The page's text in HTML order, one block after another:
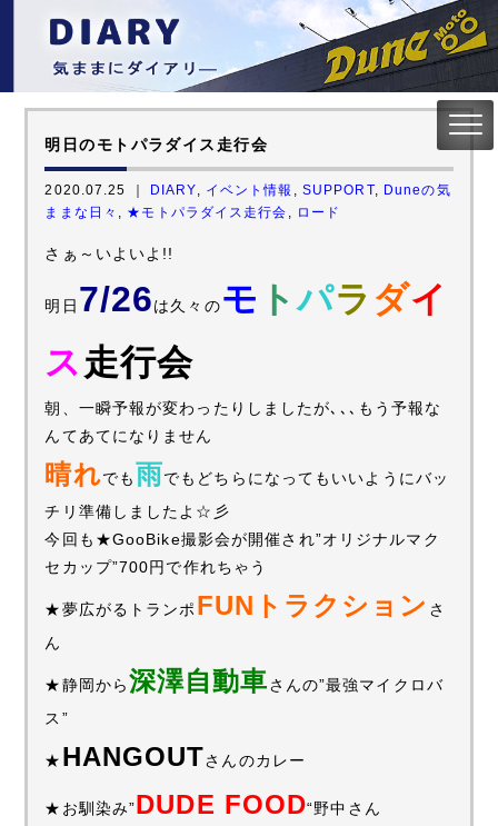
明日のモトパラダイス走行会
2020.07.25 ｜ DIARY イベント情報 SUPPORT
Duneの気
ままな日々
★モトパラダイス走行会 ロード
さぁ～いよいよ!!
明日 7/26は久々のモ トパラ ダイ
ス走行会
朝、一瞬予報が変わったりしましたが､､､もう予報な
んてあてになりません
晴れでも雨でもどちらになってもいいようにバッ
チリ準備しましたよ☆彡
今回も★GooBike撮影会が開催され”オリジナルマク
セカップ”700円で作れちゃう
★夢広がるトランポ FUNトラクション さ
ん
★静岡から深澤自動車さんの”最強マイクロバ
ス”
★ HANGOUTさんのカレー
★お馴染み”DUDE FOOD“野中さん